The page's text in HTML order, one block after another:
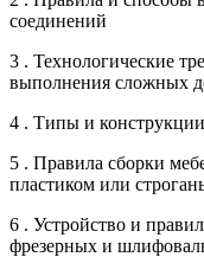
соединений
3 . Технологические
выполнения сложных
4 . Типы и
5 . Правила сборки
пластиком или
6 . Устройство и
фрезерных и